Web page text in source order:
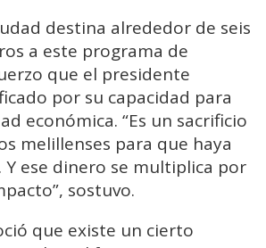
destina alrededor de seis
a este programa de
que el presidente
por su capacidad para
económica. “Es un sacrificio
melillenses para que haya
Y ese dinero se multiplica por
sostuvo.
que existe un cierto